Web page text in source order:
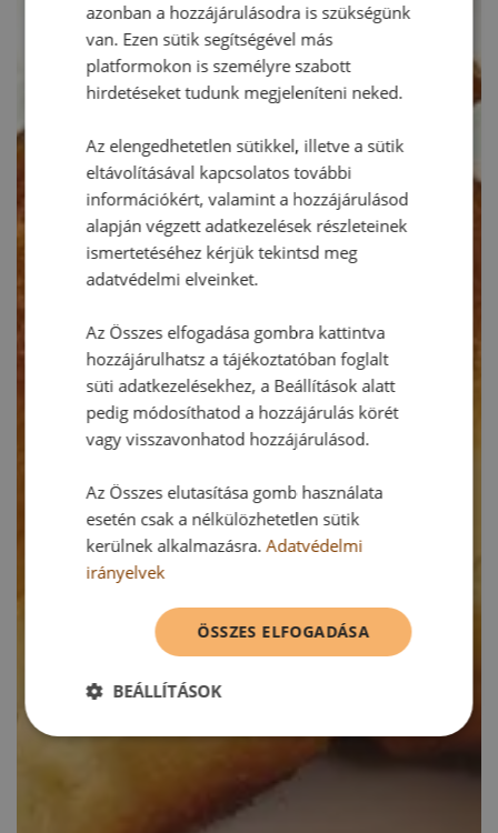
azonban a hozzájárulásodra is szükségünk
van. Ezen sütik segítségével más
platformokon is személyre szabott
hirdetéseket tudunk megjeleníteni neked.
Az elengedhetetlen sütikkel, illetve a sütik
eltávolításával kapcsolatos további
információkért, valamint a hozzájárulásod
alapján végzett adatkezelések részleteinek
ismertetéséhez kérjük tekintsd meg
adatvédelmi elveinket.
Az Összes elfogadása gombra kattintva
hozzájárulhatsz a tájékoztatóban foglalt
süti adatkezelésekhez, a Beállítások alatt
pedig módosíthatod a hozzájárulás körét
vagy visszavonhatod hozzájárulásod.
Az Összes elutasítása gomb használata
esetén csak a nélkülözhetetlen sütik
kerülnek alkalmazásra.Adatvédelmi
irányelvek
ÖSSZES ELFOGADÁSA
BEÁLLÍTÁSOK